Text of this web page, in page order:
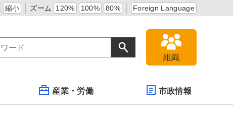
縮小 ズーム 120% 100% 80% Foreign Language
組織
産業・労働 市政情報